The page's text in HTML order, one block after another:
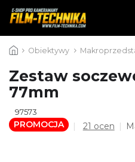
do
Obiektywy
Zestaw
77mm
97573
PROMOCJA
Średnia
21 ocen